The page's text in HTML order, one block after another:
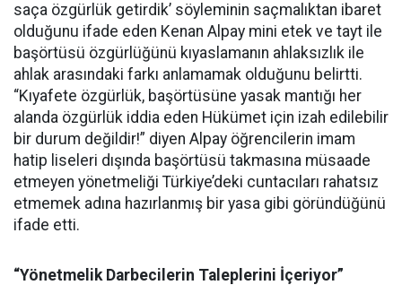
saça özgürlük getirdik’ söyleminin saçmalıktan ibaret
olduğunu ifade eden Kenan Alpay mini etek ve tayt ile
başörtüsü özgürlüğünü kıyaslamanın ahlaksızlık ile
ahlak arasındaki farkı anlamamak olduğunu belirtti.
“Kıyafete özgürlük, başörtüsüne yasak mantığı her
alanda özgürlük iddia eden Hükümet için izah edilebilir
bir durum değildir!” diyen Alpay öğrencilerin imam
hatip liseleri dışında başörtüsü takmasına müsaade
etmeyen yönetmeliği Türkiye’deki cuntacıları rahatsız
etmemek adına hazırlanmış bir yasa gibi göründüğünü
ifade etti.
“Yönetmelik Darbecilerin Taleplerini İçeriyor”